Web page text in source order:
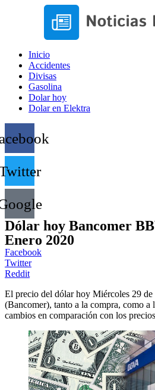
Inicio
Accidentes
Divisas
Gasolina
Dolar hoy
Dolar en Elektra
Dólar hoy Bancomer
Enero 2020
Facebook
Twitter
Reddit
El precio del dólar hoy Miércoles 29
(Bancomer), tanto a la compra, como a
cambios en comparación con los